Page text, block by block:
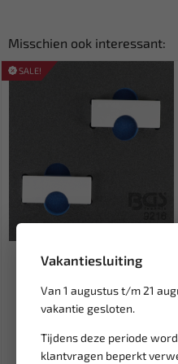
Vakantiesluiting
Van 1 augustus t/m 21
vakantie gesloten.
Tijdens deze periode
klantvragen beperkt
Misschien ook interessant:
SALE!
BGS Tooltray
nokkenasvergrendeling Alfa
Romeo 147...
62,05
73,00